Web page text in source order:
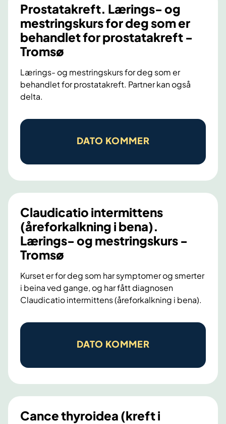
d
e
s
i
e
d
e
d
e
Prostatakreft. Lærings- og
mestringskurs for deg som er
behandlet for prostatakreft -
Tromsø
Lærings- og mestringskurs for deg som er
behandlet for prostatakreft. Partner kan også
delta.
P
s
t
a
t
a
k
r
e
f
t
.
æ
i
g
s
-
DATO KOMMER
Claudicatio intermittens
(åreforkalkning i bena).
Lærings- og mestringskurs -
Tromsø
Kurset er for deg som har symptomer og smerter
i beina ved gange, og har fått diagnosen
Claudicatio intermittens (åreforkalkning i bena).
C
u
d
i
c
DATO KOMMER
Cance thyroidea (kreft i